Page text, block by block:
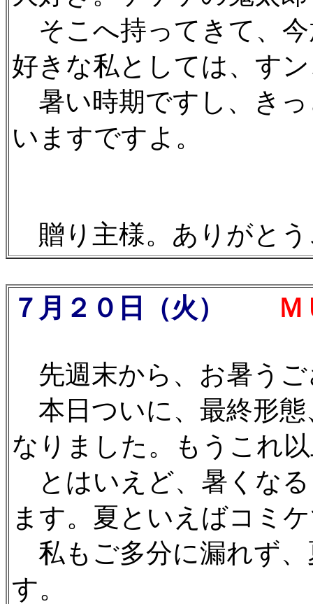
そこへ持ってきて、
好きな私としては、す
暑い時期ですし、き
いますですよ。
贈り主様。ありがと
７月２０日（火） ＭＵ
先週末から、お暑うご
本日ついに、最終形
なりました。もうこれ
とはいえど、暑くな
ます。夏といえばコミ
私もご多分に漏れず
す。